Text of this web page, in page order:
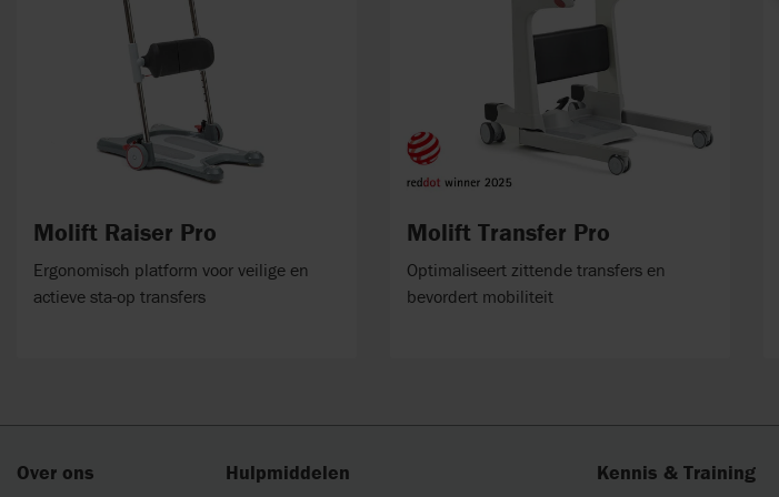
Molift Raiser Pro
Ergonomisch platform voor veilige en
actieve sta-op transfers
Molift Transfer Pro
Optimaliseert zittende transfers en
bevordert mobiliteit
Over ons Hulpmiddelen Kennis & Training